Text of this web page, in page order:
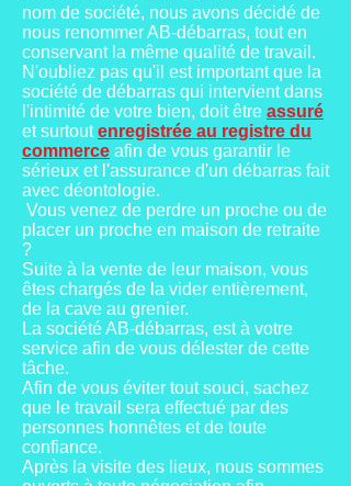
nom de société, nous avons décidé de
nous renommer AB-débarras, tout en
conservant la même qualité de travail.
N'oubliez pas qu'il est important que la
société de débarras qui intervient dans
l'intimité de votre bien, doit être assuré
et surtoutenregistrée au registre du
commerce afin de vous garantir le
sérieux et l'assurance d'un débarras fait
avec déontologie.
Vous venez de perdre un proche ou de
placer un proche en maison de retraite
?
Suite à la vente de leur maison, vous
êtes chargés de la vider entièrement,
de la cave au grenier.
La société AB-débarras, est à votre
service afin de vous délester de cette
tâche.
Afin de vous éviter tout souci, sachez
que le travail sera effectué par des
personnes honnêtes et de toute
confiance.
Après la visite des lieux, nous sommes